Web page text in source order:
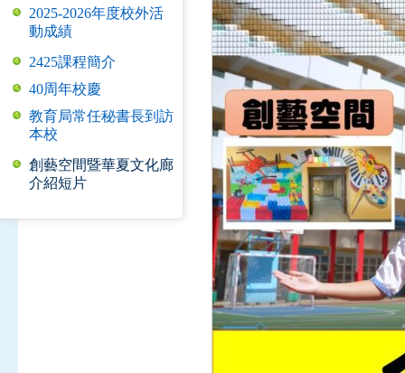
2025-2026年度校外活
動成績
2425課程簡介
40周年校慶
教育局常任秘書長到訪
本校
創藝空間暨華夏文化廊
介紹短片